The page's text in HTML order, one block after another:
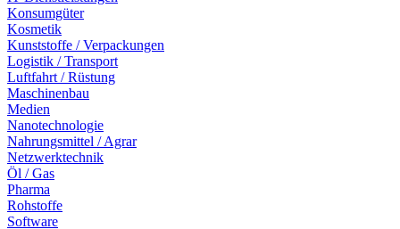
Konsumgüter
Kosmetik
Kunststoffe / Verpackungen
Logistik / Transport
Luftfahrt / Rüstung
Maschinenbau
Medien
Nanotechnologie
Nahrungsmittel / Agrar
Netzwerktechnik
Öl / Gas
Pharma
Rohstoffe
Software